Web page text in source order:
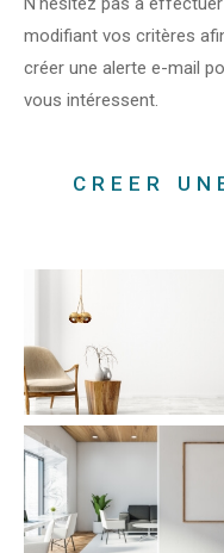
modifiant vos critères
créer une alerte e-mail
vous intéressent.
CREER